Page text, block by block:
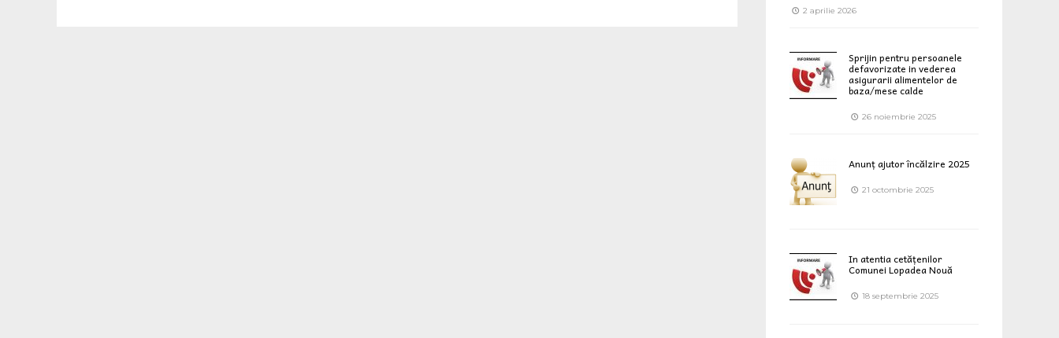
2 aprilie 2026
Sprijin pentru persoanele
defavorizate in vederea
asigurarii alimentelor de
baza/mese calde
26 noiembrie 2025
Anunț ajutor încălzire 2025
21 octombrie 2025
In atentia cetățenilor
Comunei Lopadea Nouă
18 septembrie 2025